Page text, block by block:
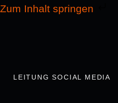
Zum Inhalt springen
LEITUNG SOCIAL MEDIA